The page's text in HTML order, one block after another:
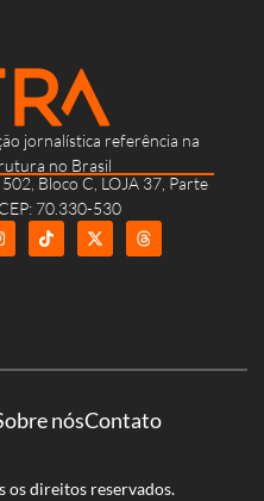
jornalística referência na
no Brasil
Bloco C, LOJA 37, Parte
70.330-530
nósContato
os direitos reservados.